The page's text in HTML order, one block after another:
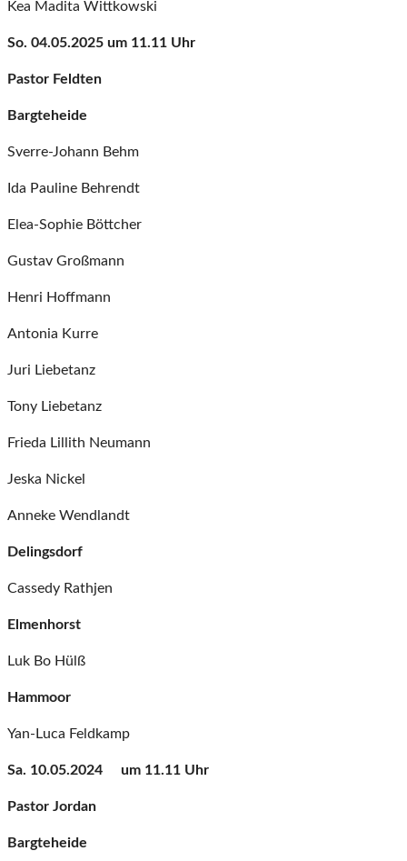
Kea Madita Wittkowski
So. 04.05.2025 um 11.11 Uhr
Pastor Feldten
Bargteheide
Sverre-Johann Behm
Ida Pauline Behrendt
Elea-Sophie Böttcher
Gustav Großmann
Henri Hoffmann
Antonia Kurre
Juri Liebetanz
Tony Liebetanz
Frieda Lillith Neumann
Jeska Nickel
Anneke Wendlandt
Delingsdorf
Cassedy Rathjen
Elmenhorst
Luk Bo Hülß
Hammoor
Yan-Luca Feldkamp
Sa. 10.05.2024 um 11.11 Uhr
Pastor Jordan
Bargteheide